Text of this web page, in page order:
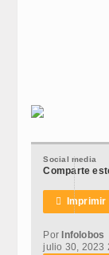
Social media
Comparte
 Imprimir
Por Infolobos
julio 30, 2023